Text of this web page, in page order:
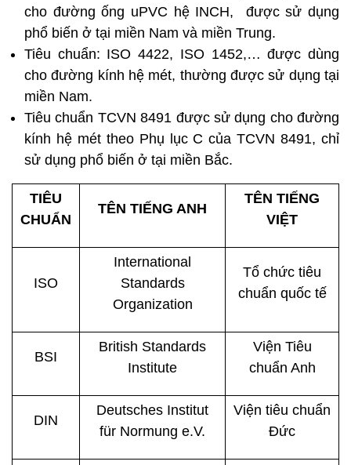
cho đường ống uPVC hệ INCH, được sử dụng
phổ biến ở tại miền Nam và miền Trung.
Tiêu chuẩn: ISO 4422, ISO 1452,… được dùng
cho đường kính hệ mét, thường được sử dụng tại
miền Nam.
Tiêu chuẩn TCVN 8491 được sử dụng cho đường
kính hệ mét theo Phụ lục C của TCVN 8491, chỉ
sử dụng phổ biến ở tại miền Bắc.
TIÊU
CHUẨN
TÊN TIẾNG ANH
TÊN TIẾNG
VIỆT
ISO
International
Standards
Organization
Tổ chức tiêu
chuẩn quốc tế
BSI
British Standards
Institute
Viện Tiêu
chuẩn Anh
DIN
Deutsches Institut
für Normung e.V.
Viện tiêu chuẩn
Đức